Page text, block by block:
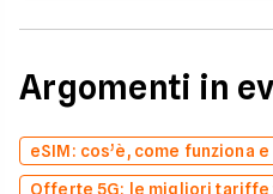
Argomenti in
eSIM: cos’è, come funziona
Offerte 5G: le migliori tariffe